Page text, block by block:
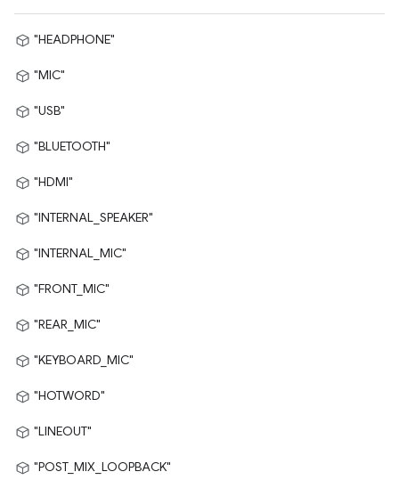
"HEADPHONE"
"MIC"
"USB"
"BLUETOOTH"
"HDMI"
"INTERNAL_SPEAKER"
"INTERNAL_MIC"
"FRONT_MIC"
"REAR_MIC"
"KEYBOARD_MIC"
"HOTWORD"
"LINEOUT"
"POST_MIX_LOOPBACK"